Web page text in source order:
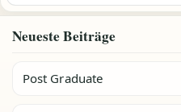
Neueste Beiträge
Post Graduate